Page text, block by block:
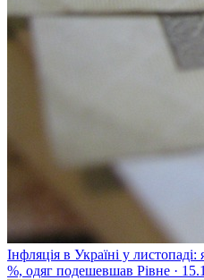
Інфляція в Україні у
%, одяг подешевшав Рівне ·